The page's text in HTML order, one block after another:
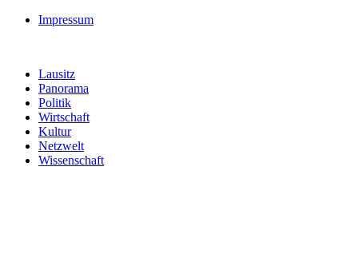
Impressum
Lausitz
Panorama
Politik
Wirtschaft
Kultur
Netzwelt
Wissenschaft